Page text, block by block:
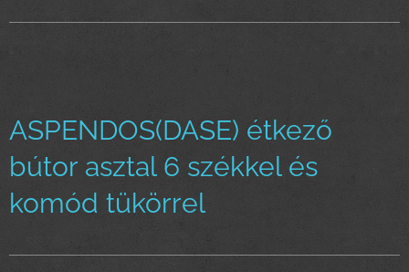
ASPENDOS(DASE) étkező
bútor asztal 6 székkel és
komód tükörrel